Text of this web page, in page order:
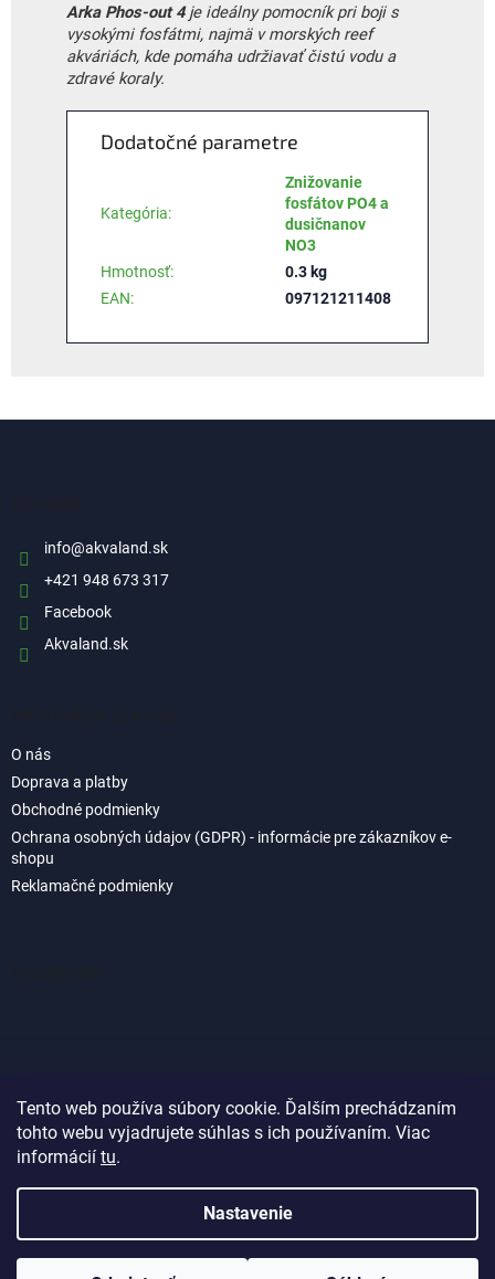
Tento web používa súbory cookie. Ďalším prechádzaním
tohto webu vyjadrujete súhlas s ich používaním. Viac
informácií tu.
Nastavenie
Arka Phos-out 4je ideálny pomocník pri boji s
vysokými fosfátmi, najmä v morských reef
akváriách, kde pomáha udržiavať čistú vodu a
zdravé koraly.
Dodatočné parametre
Kategória:
Znižovanie
fosfátov PO4 a
dusičnanov
NO3
Hmotnosť:
0.3 kg
EAN: 097121211408
info@akvaland.sk
+421 948 673 317
Facebook
Akvaland.sk
O nás
Doprava a platby
Obchodné podmienky
Ochrana osobných údajov (GDPR) - informácie pre zákazníkov e-
shopu
Reklamačné podmienky
Sledovať na Instagrame
Vytvoril Shoptet